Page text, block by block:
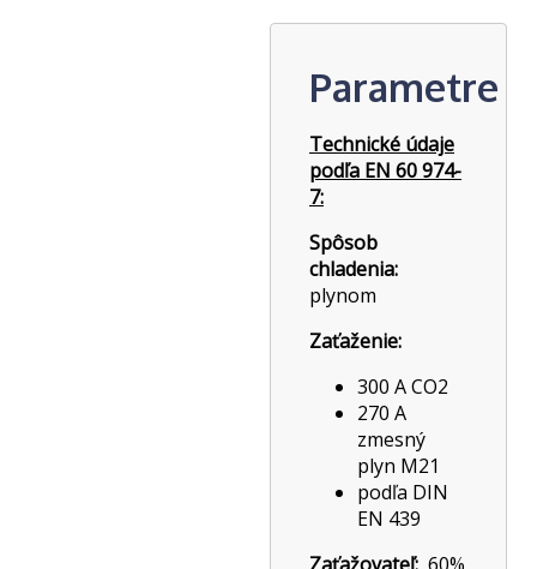
Parametre
Technické údaje
podľa EN 60 974-
7:
Spôsob
chladenia:
plynom
Zaťaženie:
300 A CO2
270 A
zmesný
plyn M21
podľa DIN
EN 439